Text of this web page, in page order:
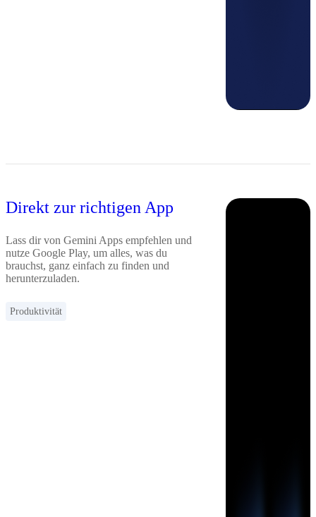
Direkt zur richtigen App
Lass dir von Gemini Apps empfehlen und
nutze Google Play, um alles, was du
brauchst, ganz einfach zu finden und
herunterzuladen.
Produktivität